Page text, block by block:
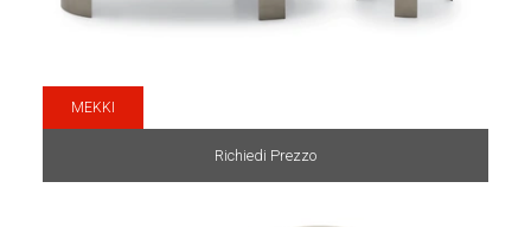
MEKKI
Richiedi Prezzo